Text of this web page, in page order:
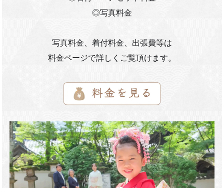
◎写真料金
写真料金、着付料金、出張費等は
料金ページで詳しくご覧頂けます。